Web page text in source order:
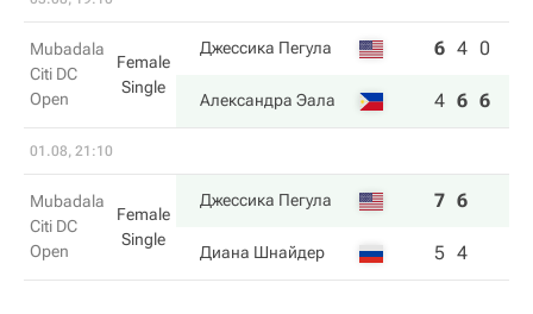
Mubadala
Citi DC
Open
Female
Single
Джессика Пегула 6 4 0
Александра Эала 4 6 6
01.08, 21:10
Mubadala
Citi DC
Open
Female
Single
Джессика Пегула 7 6
Диана Шнайдер 5 4